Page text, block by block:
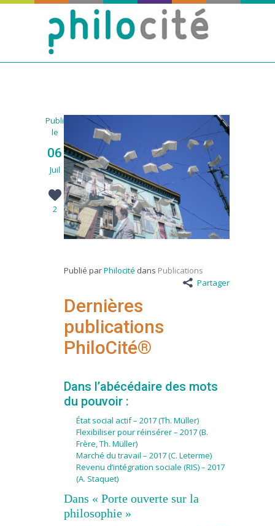
Publié
le
06
Juil
2
Publié parPhilocité dans Publications
Partager
Dernières
publications
PhiloCité®
Dans l’abécédaire des mots
du pouvoir :
État social actif – 2017 (Th. Müller)
Flexibiliser pour réinsérer – 2017 (B.
Frère, Th. Müller)
Marché du travail – 2017 (C. Leterme)
Revenu d’intégration sociale (RIS) – 2017
(A. Staquet)
Dans « Porte ouverte sur la
philosophie »